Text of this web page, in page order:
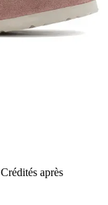
Crédités après